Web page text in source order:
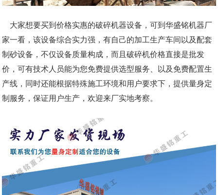
大家想要买到价格实惠的破碎机器设备，可到华盛铭机器厂
家一看，该设备综合实力强，有自己的加工生产车间以及配套
制砂设备，不仅设备质量构成，而且破碎机价格直接是批发
价，可有技术人员能为您免费提供选型服务、以及免费配置生
产线，同时还能根据特殊施工环境和用户要求下，提供量身定
制服务，保证用户生产，欢迎来厂实地考察。